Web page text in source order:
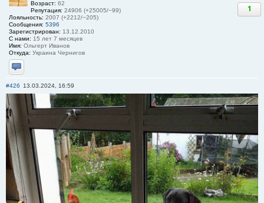
Возраст: 62
Репутация: 24906 (+25005/−99)
Лояльность: 2007 (+2212/−205)
Сообщения: 5396
Зарегистрирован: 13.12.2010
С нами: 15 лет 7 месяцев
Имя: Ольгерт Иванов
Откуда: Украина Чернигов
Отправить личное сообщение
1
#426 13.03.2024, 16:59